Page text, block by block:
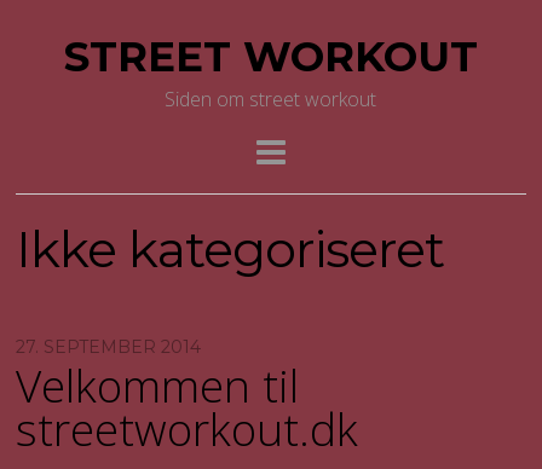
STREET WORKOUT
Siden om street workout
Ikke kategoriseret
27. SEPTEMBER 2014
Velkommen til
streetworkout.dk